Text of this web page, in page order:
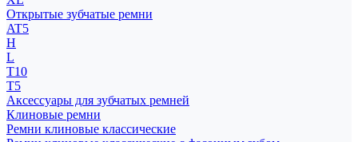
Открытые зубчатые ремни
AT5
H
L
T10
T5
Аксессуары для зубчатых ремней
Клиновые ремни
Ремни клиновые классические